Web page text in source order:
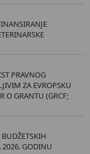
PRAVNOG
ZA EVROPSKU
O GRANTU (GRCF;
2026. GODINU